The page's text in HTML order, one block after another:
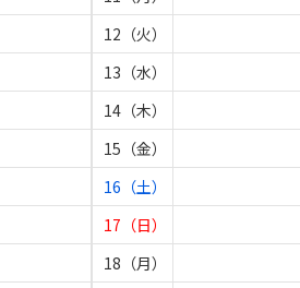
12（火）
13（水）
14（木）
15（金）
16（土）
17（日）
18（月）